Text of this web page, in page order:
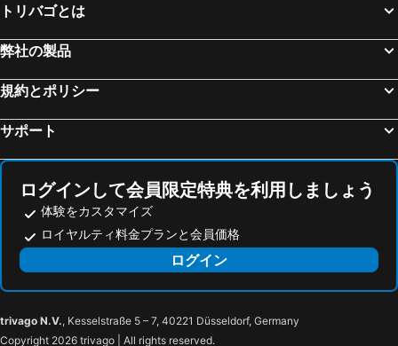
トリバゴとは
弊社の製品
規約とポリシー
サポート
ログインして会員限定特典を利用しましょう
体験をカスタマイズ
ロイヤルティ料金プランと会員価格
ログイン
trivago N.V., Kesselstraße 5 – 7, 40221 Düsseldorf, Germany
Copyright 2026 trivago | All rights reserved.